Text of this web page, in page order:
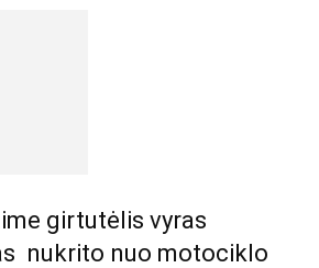
girtutėlis vyras
nukrito nuo motociklo